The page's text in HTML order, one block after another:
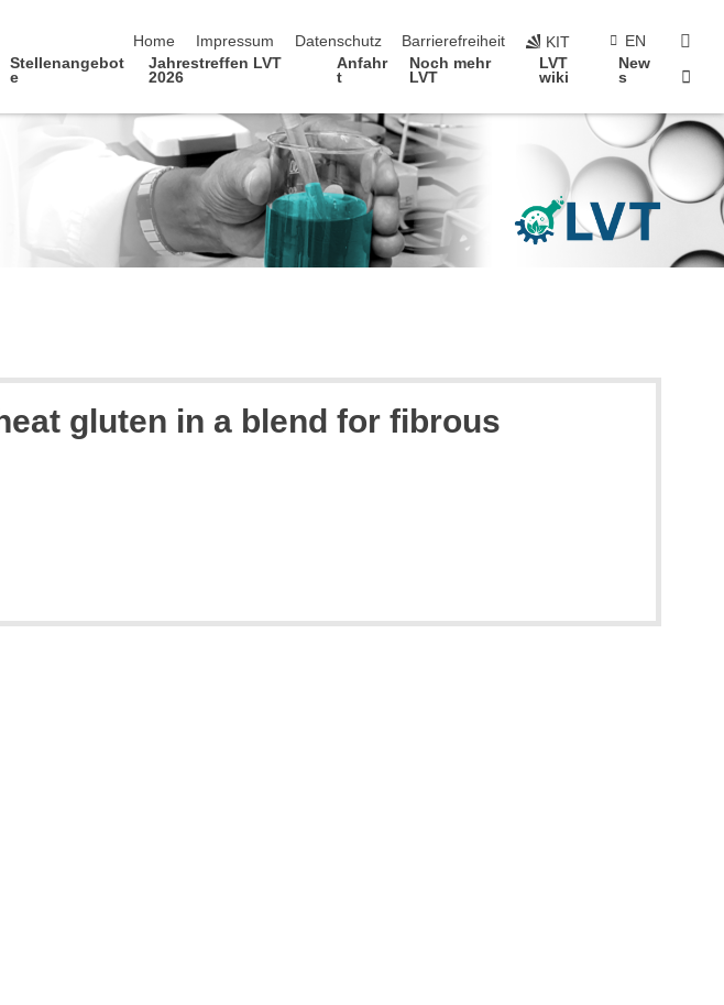
Home
Impressum Datenschutz Barrierefreiheit KIT EN
Stellenangebot
e
Jahrestreffen LVT
2026
Anfahr
t
Noch mehr
LVT
LVT
wiki
New
s
gluten in a blend for fibrous